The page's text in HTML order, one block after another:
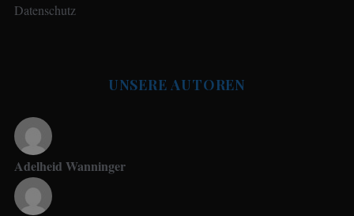
Datenschutz
UNSERE AUTOREN
Adelheid Wanninger